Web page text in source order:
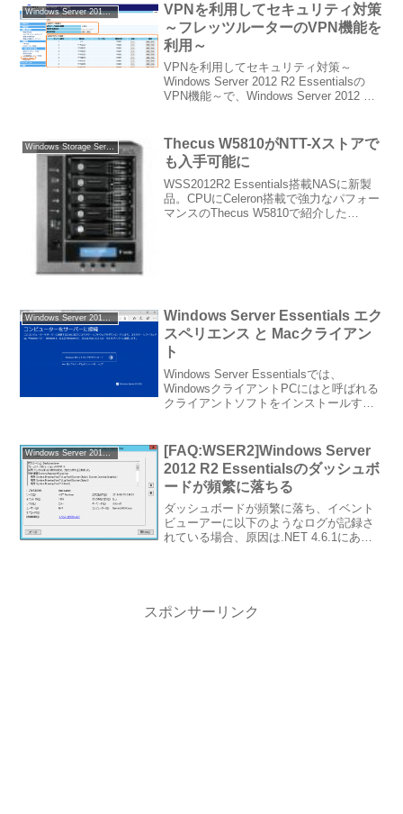
Windows Server 2012 Essentials
VPNを利用してセキュリティ対策
～フレッツルーターのVPN機能を
利用～
VPNを利用してセキュリティ対策～
Windows Server 2012 R2 Essentialsの
VPN機能～で、Windows Server 2012 R2
Windows Storage Server 2012 R2 Essentials
Thecus W5810がNTT-Xストアで
も入手可能に
WSS2012R2 Essentials搭載NASに新製
品。CPUにCeleron搭載で強力なパフォー
マンスのThecus W5810で紹介した
Windows Server 2012 Essentials
Windows Server Essentials エク
スペリエンス と Macクライアン
ト
Windows Server Essentialsでは、
WindowsクライアントPCにはと呼ばれる
クライアントソフトをインストールする
アクセスなどが可能になります。M...
Windows Server 2012 R2 Essentials
[FAQ:WSER2]Windows Server
2012 R2 Essentialsのダッシュボ
ードが頻繁に落ちる
ダッシュボードが頻繁に落ち、イベント
ビューアーに以下のようなログが記録さ
れている場合、原因は.NET 4.6.1にあり
スポンサーリンク